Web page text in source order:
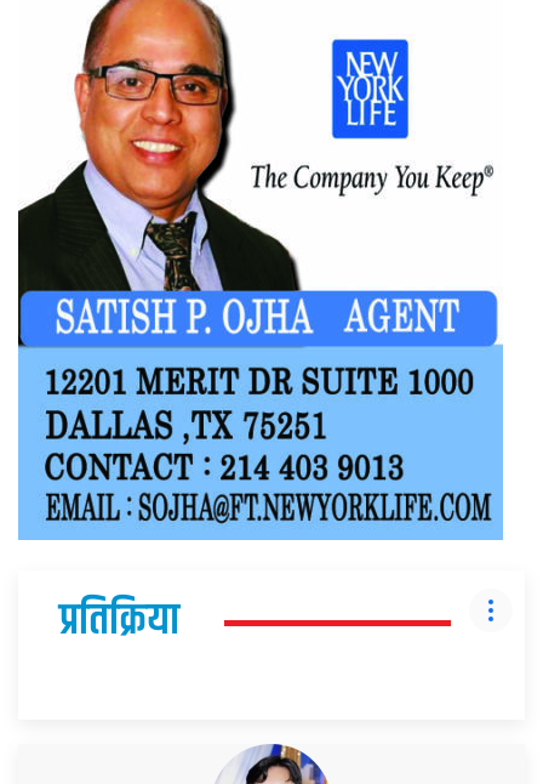
प्रतिक्रिया